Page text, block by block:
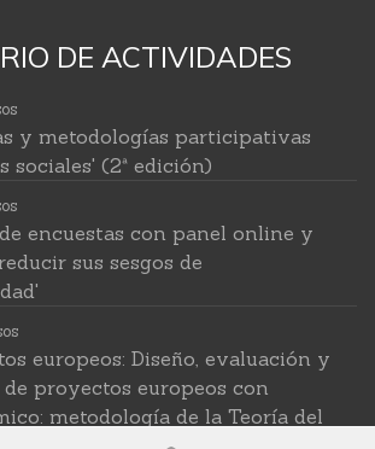
DE ACTIVIDADES
y metodologías participativas
sociales' (2ª edición)
encuestas con panel online y
sus sesgos de
europeos: Diseño, evaluación y
proyectos europeos con
metodología de la Teoría del